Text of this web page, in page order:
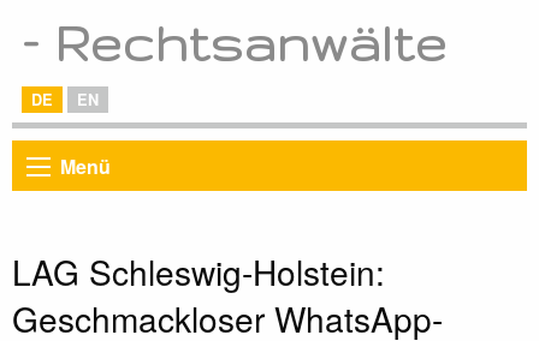
– Rechtsanwälte
DE EN
Menü
LAG Schleswig-Holstein:
Geschmackloser WhatsApp-